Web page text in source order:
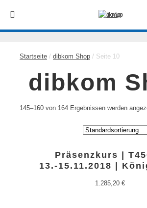
Startseite / dibkom Shop / Seite 10
dibkom
145–160 von 164 Ergebnissen werden
Präsenzkurs |
13.-15.11.2018 |
1.285,20 €